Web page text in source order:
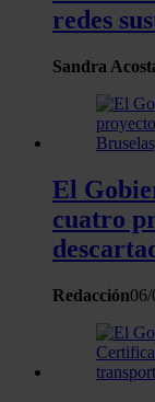
sociales y
nuestros
web, quienes
que les haya
partir del uso
redes
Sandra
El
cuatro
Redacción06/